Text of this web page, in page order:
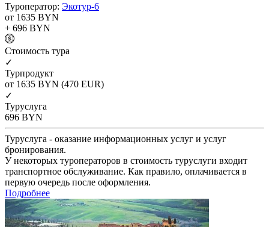
Туроператор: Экотур-6
от 1635 BYN
+ 696 BYN
Cтоимость тура
✓
Турпродукт
от 1635 BYN (470 EUR)
✓
Туруслуга
696 BYN
Туруслуга - оказание информационных услуг и услуг
бронирования.
У некоторых туроператоров в стоимость туруслуги входит
транспортное обслуживание. Как правило, оплачивается в
первую очередь после оформления.
Подробнее